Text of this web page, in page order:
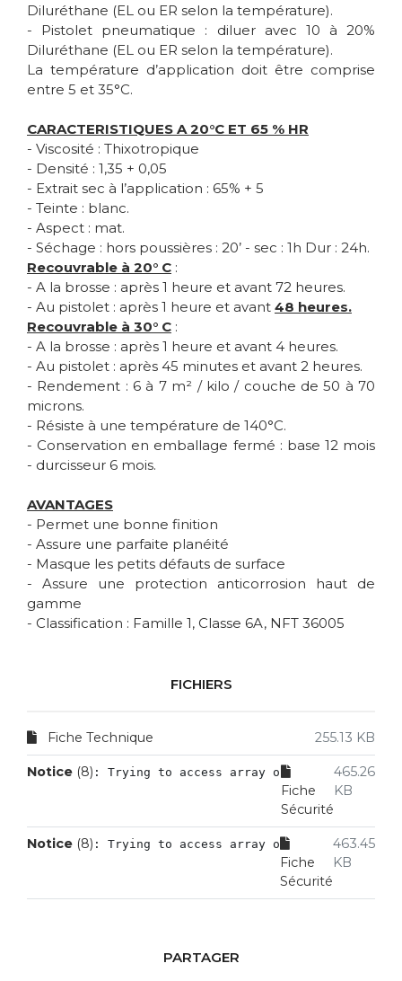
Diluréthane (EL ou ER selon la température).
- Pistolet pneumatique : diluer avec 10 à 20%
Diluréthane (EL ou ER selon la température).
La température d’application doit être comprise
entre 5 et 35°C.
CARACTERISTIQUES A 20°C ET 65 % HR
- Viscosité : Thixotropique
- Densité : 1,35 + 0,05
- Extrait sec à l’application : 65% + 5
- Teinte : blanc.
- Aspect : mat.
- Séchage : hors poussières : 20’ - sec : 1h Dur : 24h.
Recouvrable à 20° C :
- A la brosse : après 1 heure et avant 72 heures.
- Au pistolet : après 1 heure et avant 48 heures.
Recouvrable à 30° C :
- A la brosse : après 1 heure et avant 4 heures.
- Au pistolet : après 45 minutes et avant 2 heures.
- Rendement : 6 à 7 m² / kilo / couche de 50 à 70
microns.
- Résiste à une température de 140°C.
- Conservation en emballage fermé : base 12 mois
- durcisseur 6 mois.
AVANTAGES
- Permet une bonne finition
- Assure une parfaite planéité
- Masque les petits défauts de surface
- Assure une protection anticorrosion haut de
gamme
- Classification : Famille 1, Classe 6A, NFT 36005
FICHIERS
Fiche Technique 255.13 KB
Notice (8) : Trying to access array offset on value
Fiche
Sécurité
465.26
KB
Notice (8) : Trying to access array offset on value
Fiche
Sécurité
463.45
KB
PARTAGER